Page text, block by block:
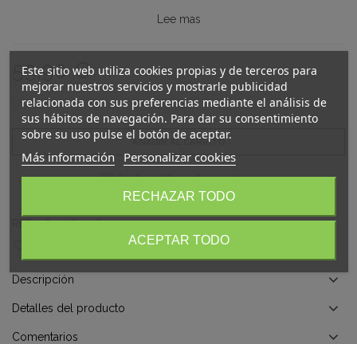
Tejido: piqué 100% algodón percal
Relleno: 100% fibra antialérgica siliconada - 250g/m²
MEDIDA:
- Nórdico: 60x120 cm
- Protector: 60x60x60 + 40 cm
Fabricado en España
Lee mas
59,90 €
Últimas unidades en stock1 Artículo
AÑADIR AL CARRITO
Código QR Compartir
REF: 3623761406
Añadir a la lista de deseos
Descripción
Detalles del producto
Comentarios
Este sitio web utiliza cookies propias y de terceros para
mejorar nuestros servicios y mostrarle publicidad
relacionada con sus preferencias mediante el análisis de
sus hábitos de navegación. Para dar su consentimiento
sobre su uso pulse el botón de aceptar.
Más información Personalizar cookies
RECHAZAR TODO
ACEPTAR TODO